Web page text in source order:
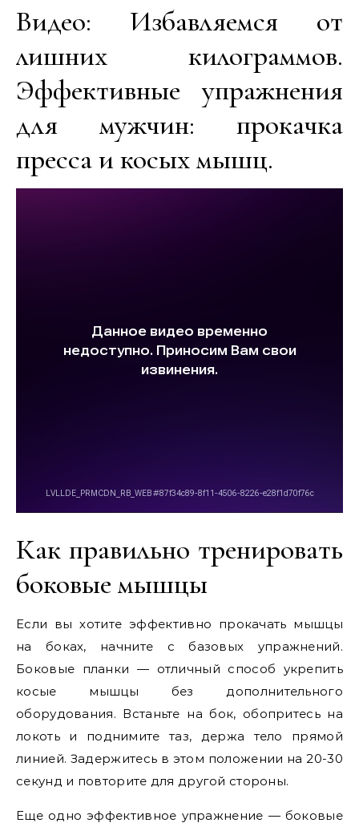
Видео: Избавляемся от
лишних килограммов.
Эффективные упражнения
для мужчин: прокачка
пресса и косых мышц.
Как правильно тренировать
боковые мышцы
Если вы хотите эффективно прокачать мышцы
на боках, начните с базовых упражнений.
Боковые планки — отличный способ укрепить
косые мышцы без дополнительного
оборудования. Встаньте на бок, обопритесь на
локоть и поднимите таз, держа тело прямой
линией. Задержитесь в этом положении на 20-30
секунд и повторите для другой стороны.
Еще одно эффективное упражнение — боковые